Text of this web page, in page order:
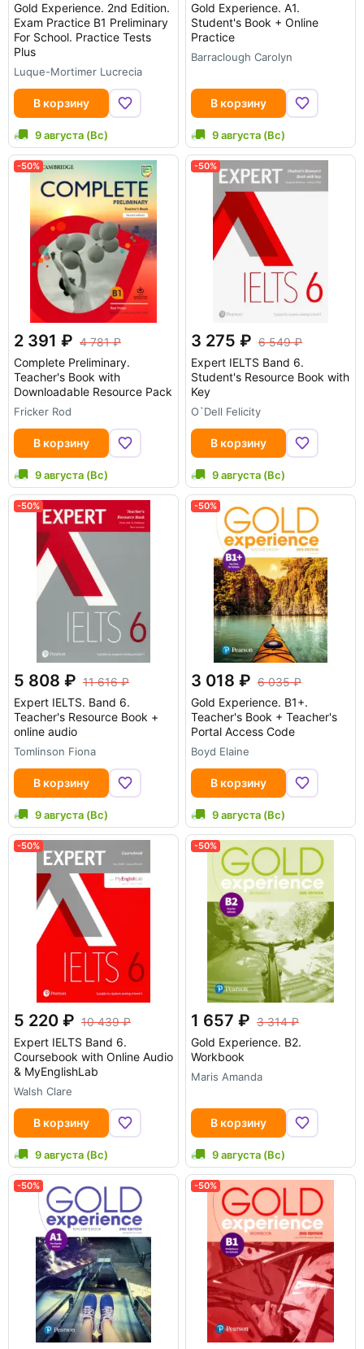
Gold Experience. 2nd Edition.
Exam Practice B1 Preliminary
For School. Practice Tests
Plus
Luque-Mortimer Lucrecia
В корзину
9 августа (Вс)
Gold Experience. A1.
Student's Book + Online
Practice
Barraclough Carolyn
В корзину
9 августа (Вс)
-50%
2 391
4 781
Complete Preliminary.
Teacher's Book with
Downloadable Resource Pack
Fricker Rod
В корзину
9 августа (Вс)
-50%
3 275
6 549
Expert IELTS Band 6.
Student's Resource Book with
Key
O`Dell Felicity
В корзину
9 августа (Вс)
-50%
5 808
11 616
Expert IELTS. Band 6.
Teacher's Resource Book +
online audio
Tomlinson Fiona
В корзину
9 августа (Вс)
-50%
3 018
6 035
Gold Experience. B1+.
Teacher's Book + Teacher's
Portal Access Code
Boyd Elaine
В корзину
9 августа (Вс)
-50%
5 220
10 439
Expert IELTS Band 6.
Coursebook with Online Audio
& MyEnglishLab
Walsh Clare
В корзину
9 августа (Вс)
-50%
1 657
3 314
Gold Experience. B2.
Workbook
Maris Amanda
В корзину
9 августа (Вс)
-50% -50%